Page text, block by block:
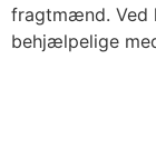
fragtmænd. Ved
behjælpelige